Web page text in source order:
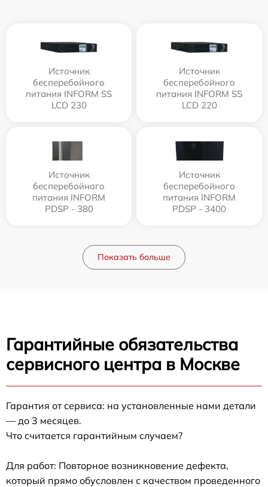
Источник
бесперебойного
питания INFORM SS
LCD 230
Источник
бесперебойного
питания INFORM SS
LCD 220
Источник
бесперебойного
питания INFORM
PDSP - 380
Источник
бесперебойного
питания INFORM
PDSP - 3400
Показать больше
Гарантийные обязательства
сервисного центра в Москве
Гарантия от сервиса: на установленные нами детали
— до 3 месяцев.
Что считается гарантийным случаем?
Для работ: Повторное возникновение дефекта,
который прямо обусловлен с качеством проведенного